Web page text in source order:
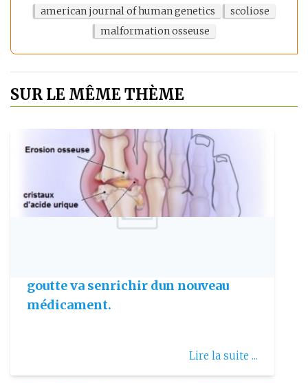
american journal of human genetics
scoliose
malformation osseuse
SUR LE MÊME THÈME
goutte va senrichir dun nouveau
médicament.
Lire la suite ...